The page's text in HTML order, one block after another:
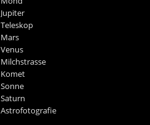
Jupiter
Teleskop
Mars
Venus
Milchstrasse
Komet
Sonne
Saturn
Astrofotografie